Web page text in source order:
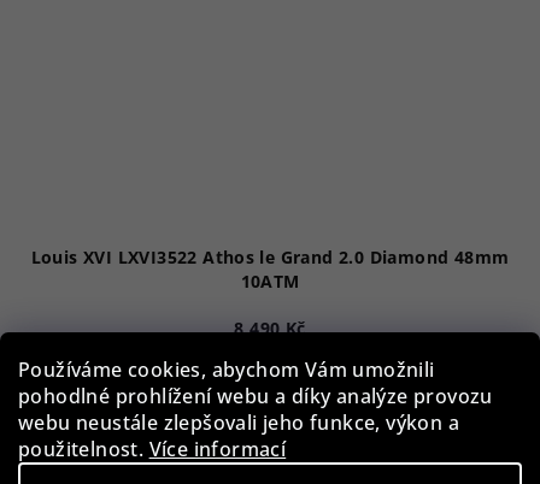
Používáme cookies, abychom Vám umožnili
pohodlné prohlížení webu a díky analýze provozu
webu neustále zlepšovali jeho funkce, výkon a
použitelnost. Více informací
Louis XVI LXVI3522 Athos le Grand 2.0 Diamond 48mm
10ATM
8 490 Kč
10 590 Kč
Skladem